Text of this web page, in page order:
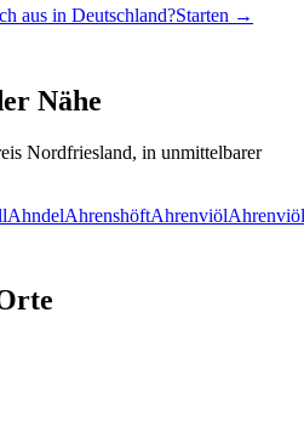
aus in Deutschland?Starten →
Nähe
Nordfriesland, in unmittelbarer
AhndelAhrenshöftAhrenviöl